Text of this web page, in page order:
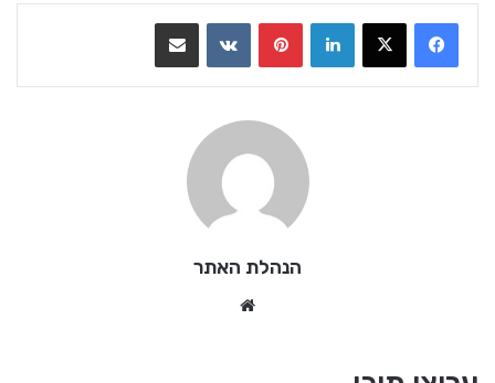
LinkedIn
VKontakte
הנהלת האתר